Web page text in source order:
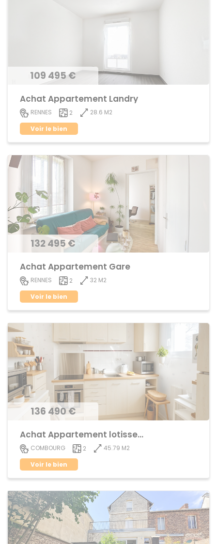
109 495 €
Achat Appartement Landry
RENNES 2
28.6 M2
Voir le bien
132 495 €
Achat Appartement Gare
RENNES 2
32 M2
Voir le bien
136 490 €
Achat Appartement lotissement
COMBOURG 2
45.79 M2
Voir le bien